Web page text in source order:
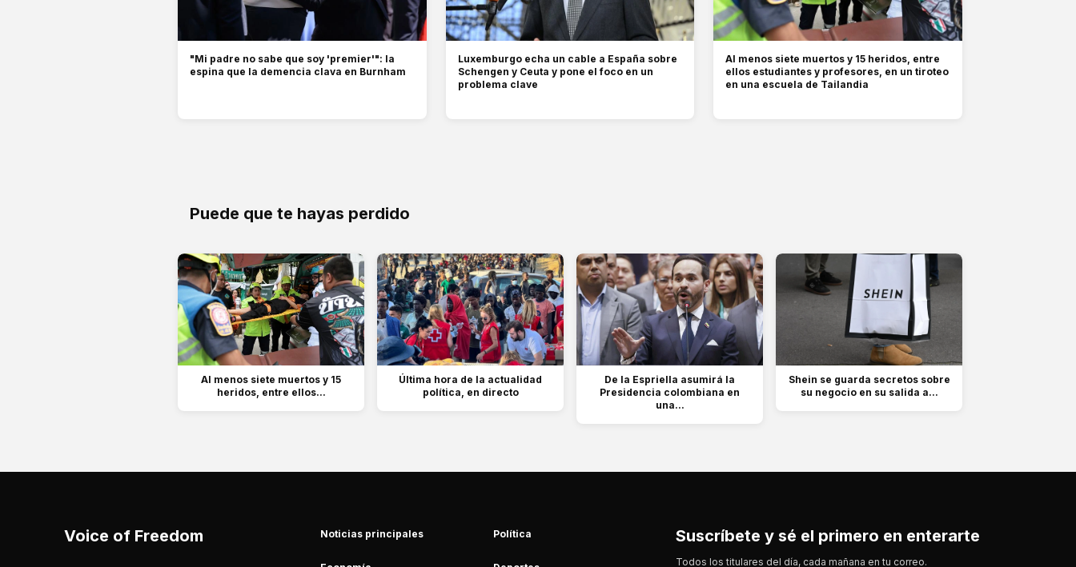
"Mi padre no sabe que soy 'premier'": la
espina que la demencia clava en Burnham
Luxemburgo echa un cable a España sobre
Schengen y Ceuta y pone el foco en un
problema clave
Al menos siete muertos y 15 heridos, entre
ellos estudiantes y profesores, en un tiroteo
en una escuela de Tailandia
Puede que te hayas perdido
Al menos siete muertos y 15
heridos, entre ellos...
Última hora de la actualidad
política, en directo
De la Espriella asumirá la
Presidencia colombiana en
una...
Shein se guarda secretos sobre
su negocio en su salida a...
Voice of Freedom Noticias principales Política Suscríbete y sé el primero en enterarte
Todos los titulares del día, cada mañana en tu correo.